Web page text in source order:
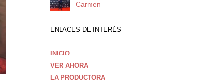
Carmen
ENLACES DE INTERÉS
INICIO
VER AHORA
LA PRODUCTORA